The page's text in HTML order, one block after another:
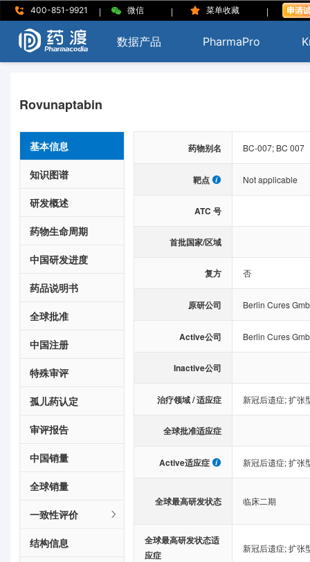
400-851-9921 | 微信 | 菜单收藏 |
数据产品 PharmaPro
Rovunaptabin
基本信息
知识图谱
研发概述
药物生命周期
中国研发进度
药品说明书
全球批准
中国注册
特殊审评
孤儿药认定
审评报告
中国销量
全球销量
一致性评价
结构信息
药物别名 BC-007; BC 007
靶点 Not applicable
ATC 号
首批国家/区域
复方 否
原研公司 Berlin Cures
Active公司 Berlin Cures
Inactive公司
治疗领域 / 适应症 新冠后遗症;扩张
全球批准适应症
Active适应症 新冠后遗症;扩张
全球最高研发状态 临床二期
全球最高研发状态适
应症
新冠后遗症;扩张